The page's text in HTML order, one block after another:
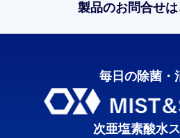
製品のお問合せは
毎日の除菌・
次亜塩素酸水